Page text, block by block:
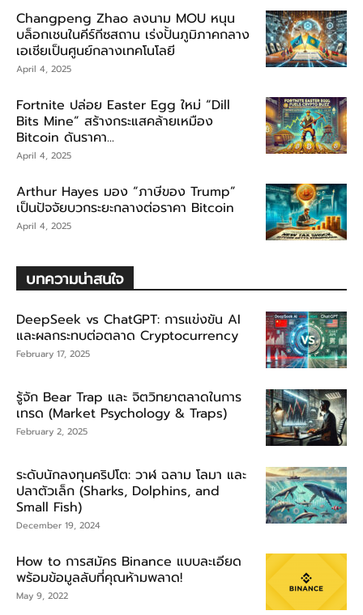
Changpeng Zhao ลงนาม MOU หนุน
บล็อกเชนในคีร์กีซสถาน เร่งปั้นภูมิภาคกลาง
เอเชียเป็นศูนย์กลางเทคโนโลยี
April 4, 2025
Fortnite ปล่อย Easter Egg ใหม่ “Dill
Bits Mine” สร้างกระแสคล้ายเหมือง
Bitcoin ดันราคา...
April 4, 2025
Arthur Hayes มอง “ภาษีของ Trump”
เป็นปัจจัยบวกระยะกลางต่อราคา Bitcoin
April 4, 2025
บทความน่าสนใจ
DeepSeek vs ChatGPT: การแข่งขัน AI
และผลกระทบต่อตลาด Cryptocurrency
February 17, 2025
รู้จัก Bear Trap และ จิตวิทยาตลาดในการ
เทรด (Market Psychology & Traps)
February 2, 2025
ระดับนักลงทุนคริปโต: วาฬ ฉลาม โลมา และ
ปลาตัวเล็ก (Sharks, Dolphins, and
Small Fish)
December 19, 2024
How to การสมัคร Binance แบบละเอียด
พร้อมข้อมูลลับที่คุณห้ามพลาด!
May 9, 2022